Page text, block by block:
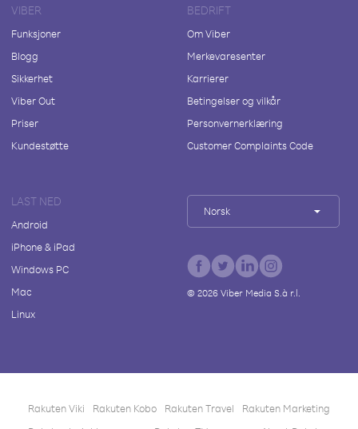
VIBER
Funksjoner
Blogg
Sikkerhet
Viber Out
Priser
Kundestøtte
BEDRIFT
Om Viber
Merkevaresenter
Karrierer
Betingelser og vilkår
Personvernerklæring
Customer Complaints Code
LAST NED
Android
iPhone & iPad
Windows PC
Mac
Linux
Norsk
© 2026Viber Media S.à r.l.
Rakuten Viki Rakuten Kobo Rakuten Travel
Rakuten Marketing